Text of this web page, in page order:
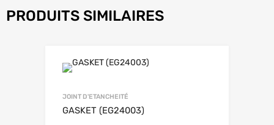
PRODUITS SIMILAIRES
JOINT D'ETANCHEITÉ
GASKET (EG24003)